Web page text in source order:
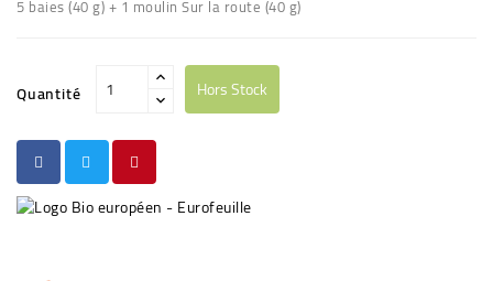
5 baies (40 g) + 1 moulin Sur la route (40 g)
Quantité Hors Stock